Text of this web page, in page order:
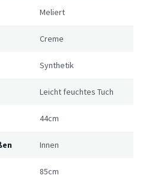
Meliert
Creme
Synthetik
Leicht feuchtes Tuch
44cm
Innen
85cm